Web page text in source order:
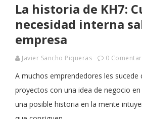
La historia de KH7:
necesidad interna
empresa
Javier Sancho Piqueras 0
A muchos emprendedores les sucede
proyectos con una idea de negocio
una posible historia en la mente